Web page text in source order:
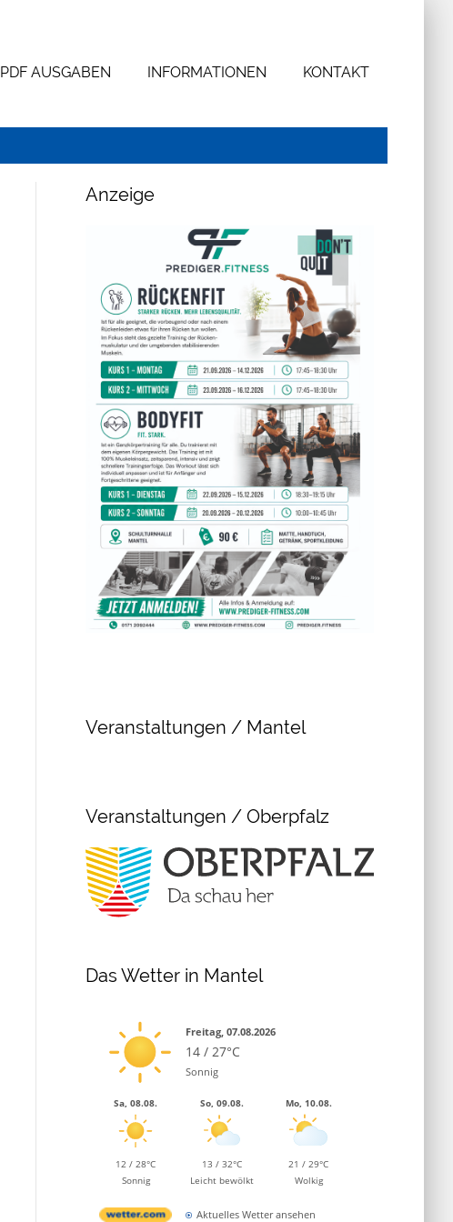
PDF AUSGABEN INFORMATIONEN KONTAKT
Anzeige
Veranstaltungen / Mantel
Veranstaltungen / Oberpfalz
Das Wetter in Mantel
Freitag, 07.08.2026
14 / 27°C
Sonnig
Sa, 08.08.
12 / 28°C
Sonnig
So, 09.08.
13 / 32°C
Leicht bewölkt
Mo, 10.08.
21 / 29°C
Wolkig
Aktuelles Wetter ansehen